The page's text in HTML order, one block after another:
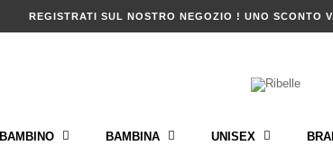
REGISTRATI SUL NOSTRO NEGOZIO ! UNO SCONTO
BAMBINO BAMBINA UNISEX